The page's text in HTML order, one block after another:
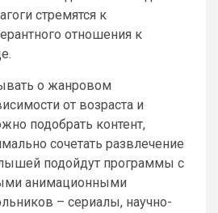
стремятся к
отношения к
о жанровом
от возраста и
подобрать контент,
сочетать развлечение
подойдут программы с
анимационными
– сериалы, научно-